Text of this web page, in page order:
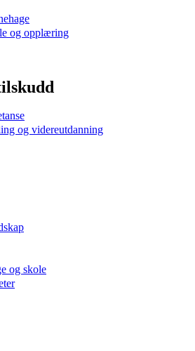
og opplæring
og videreutdanning
og skole